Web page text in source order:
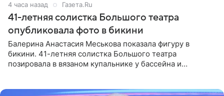
4 часа назад Газета.Ru
41-летняя солистка Большого театра
опубликовала фото в бикини
Балерина Анастасия Меськова показала фигуру в
бикини. 41-летняя солистка Большого театра
позировала в вязаном купальнике у бассейна и